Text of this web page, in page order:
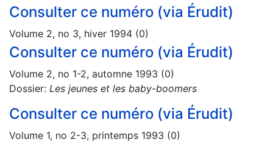
Consulter ce numéro (via Érudit)
Volume 2, no 3, hiver 1994 (0)
Consulter ce numéro (via Érudit)
Volume 2, no 1-2, automne 1993 (0)
Dossier: Les jeunes et les baby-boomers
Consulter ce numéro (via Érudit)
Volume 1, no 2-3, printemps 1993 (0)